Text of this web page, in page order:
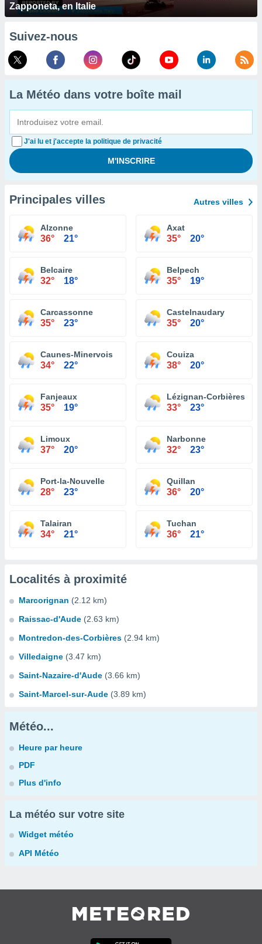
Zapponeta, en Italie
Suivez-nous
La Météo dans votre boîte mail
J'ai lu et j'accepte la politique de privacité
Principales villes Autres villes
Alzonne
36° 21°
Axat
35° 20°
Belcaire
32° 18°
Belpech
35° 19°
Carcassonne
35° 23°
Castelnaudary
35° 20°
Caunes-Minervois
34° 22°
Couiza
38° 20°
Fanjeaux
35° 19°
Lézignan-Corbières
33° 23°
Limoux
37° 20°
Narbonne
32° 23°
Port-la-Nouvelle
28° 23°
Quillan
36° 20°
Talairan
34° 21°
Tuchan
36° 21°
Localités à proximité
Marcorignan (2.12 km)
Raissac-d'Aude (2.63 km)
Montredon-des-Corbières (2.94 km)
Villedaigne (3.47 km)
Saint-Nazaire-d'Aude (3.66 km)
Saint-Marcel-sur-Aude (3.89 km)
Météo...
Heure par heure
PDF
Plus d'info
La météo sur votre site
Widget météo
API Météo